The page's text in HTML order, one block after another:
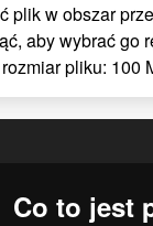
plik w obszar
aby wybrać go
pliku: 100
Co to jest